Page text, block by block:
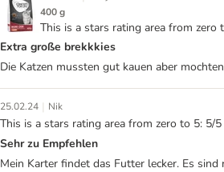
400 g
This is a stars rating area from zero
Extra große brekkkies
Die Katzen mussten gut kauen aber
25.02.24 | Nik
This is a stars rating area from zero to 5: 5/5
Sehr zu Empfehlen
Mein Karter findet das Futter lecker. Es